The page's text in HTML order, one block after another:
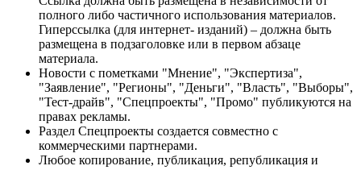
полного либо частичного использования материалов.
Гиперссылка (для интернет- изданий) – должна быть
размещена в подзаголовке или в первом абзаце
материала.
Новости с пометками "Мнение", "Экспертиза",
"Заявление", "Регионы", "Деньги", "Власть", "Выборы",
"Тест-драйв", "Спецпроекты", "Промо" публикуются на
правах рекламы.
Раздел Спецпроекты создается совместно с
коммерческими партнерами.
Любое копирование, публикация, републикация и